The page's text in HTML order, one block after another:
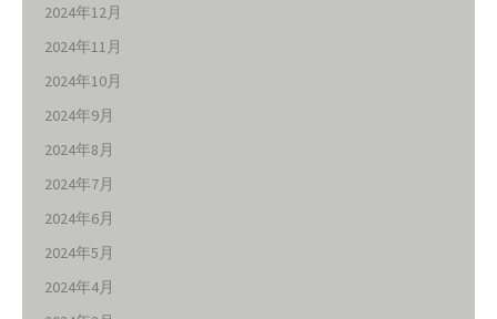
2024年12月
2024年11月
2024年10月
2024年9月
2024年8月
2024年7月
2024年6月
2024年5月
2024年4月